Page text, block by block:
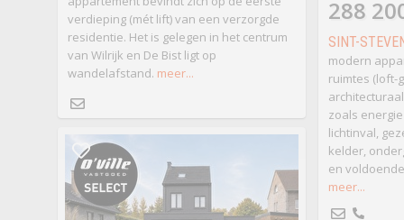
verdieping (mét lift) van een verzorgde
residentie. Het is gelegen in het centrum
van Wilrijk en De Bist ligt op
wandelafstand. meer...
288
SINT-
modern
ruimtes (loft-
zoals
lichtinval,
kelder,
en
meer...